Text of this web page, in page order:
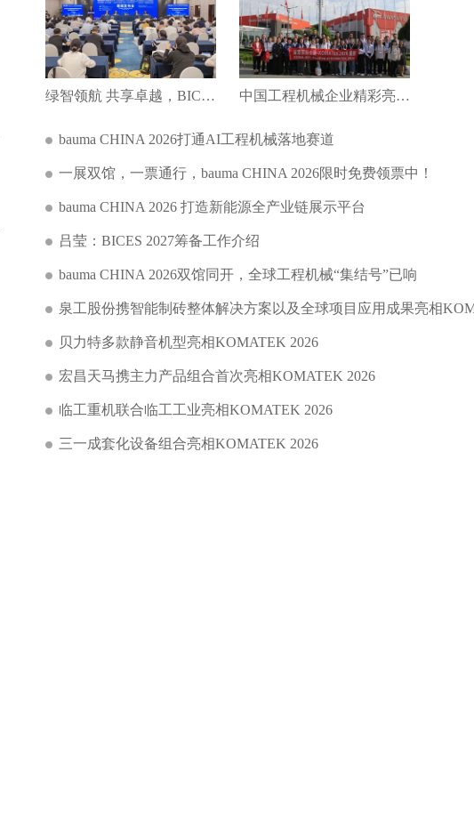
绿智领航 共享卓越，BICES 2027新闻发布会在京召开 中国工程机械企业精彩亮相第十八届土耳其工程机械展（KOMATEK2026）
bauma CHINA 2026打通AI工程机械落地赛道
一展双馆，一票通行，bauma CHINA 2026限时免费领票中！
bauma CHINA 2026 打造新能源全产业链展示平台
吕莹：BICES 2027筹备工作介绍
bauma CHINA 2026双馆同开，全球工程机械“集结号”已响
泉工股份携智能制砖整体解决方案以及全球项目应用成果亮相
贝力特多款静音机型亮相KOMATEK 2026
宏昌天马携主力产品组合首次亮相KOMATEK 2026
临工重机联合临工工业亮相KOMATEK 2026
三一成套化设备组合亮相KOMATEK 2026